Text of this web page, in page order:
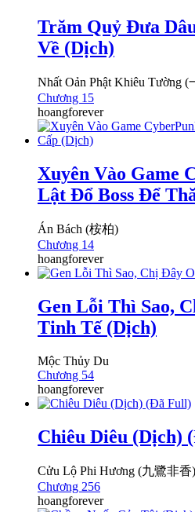
Trăm Quỷ Đưa
Về (Dịch)
Nhất Oản Phật Khiêu Tường
Chương 15
hoangforever
Xuyên Vào Game
Lật Đổ Boss Để
Án Bách (桉柏)
Chương 14
hoangforever
Gen Lỗi Thì Sao,
Tinh Tế (Dịch)
Mộc Thủy Du
Chương 54
hoangforever
Chiêu Diêu (Dịch)
Cửu Lộ Phi Hương (九鷺非香)
Chương 256
hoangforever